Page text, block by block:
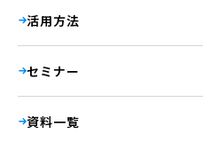
活用方法
セミナー
資料一覧